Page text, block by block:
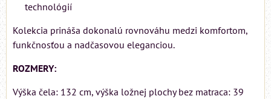
technológií
Kolekcia prináša dokonalú rovnováhu medzi komfortom,
funkčnosťou a nadčasovou eleganciou.
ROZMERY:
Výška čela: 132 cm, výška ložnej plochy bez matraca: 39